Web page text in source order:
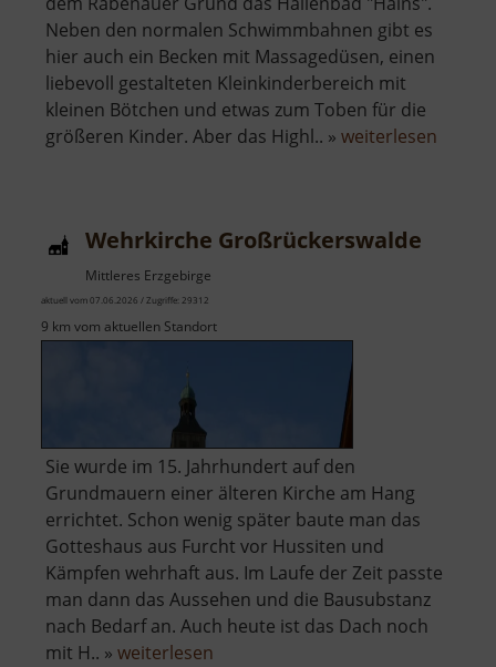
Neben den normalen Schwimmbahnen gibt es
hier auch ein Becken mit Massagedüsen, einen
liebevoll gestalteten Kleinkinderbereich mit
kleinen Bötchen und etwas zum Toben für die
größeren Kinder. Aber das Highl.. » weiterlesen
Wehrkirche Großrückerswalde
Mittleres Erzgebirge
aktuell vom 07.06.2026 / Zugriffe: 29312
9 km vom aktuellen Standort
Sie wurde im 15. Jahrhundert auf den
Grundmauern einer älteren Kirche am Hang
errichtet. Schon wenig später baute man das
Gotteshaus aus Furcht vor Hussiten und
Kämpfen wehrhaft aus. Im Laufe der Zeit passte
man dann das Aussehen und die Bausubstanz
nach Bedarf an. Auch heute ist das Dach noch
mit H.. » weiterlesen